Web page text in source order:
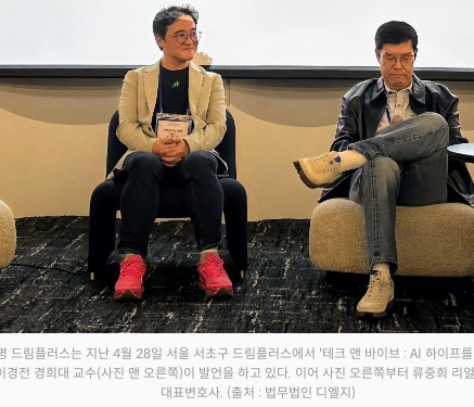
기사링크 복
드림플러스는 지난 4월 28일 서울 서초구 드림플러스에서 '테크 앤 바이브 : AI 하이프
전 경희대 교수(사진 맨 오른쪽)이 발언을 하고 있다. 이어 사진 오른쪽부터 류중희 리
대표변호사. (출처 : 법무법인 디엘지)